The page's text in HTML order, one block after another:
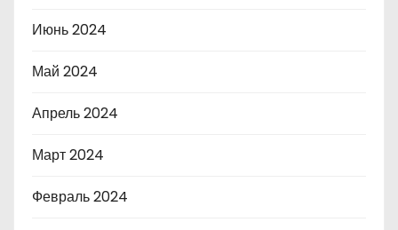
Июнь 2024
Май 2024
Апрель 2024
Март 2024
Февраль 2024